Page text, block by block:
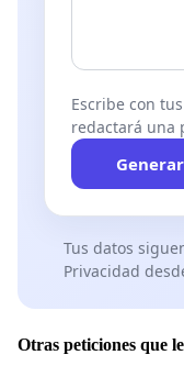
extraescolares.
Por eso, las
como, los cursos
disfrutar de los
espació de
Escribe con
redactará una
Tus datos
Privacidad
Otras peticiones que